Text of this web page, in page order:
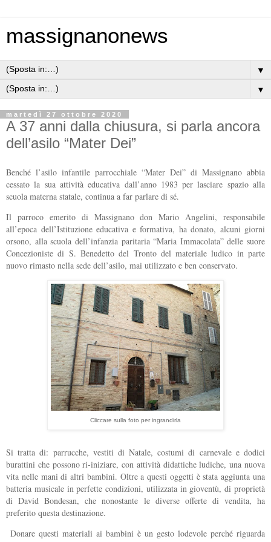
massignanonews
▼
▼
martedì 27 ottobre 2020
A 37 anni dalla chiusura, si parla ancora
dell’asilo “Mater Dei”
Benché l’asilo infantile parrocchiale “Mater Dei” di Massignano abbia
cessato la sua attività educativa dall’anno 1983 per lasciare spazio alla
scuola materna statale, continua a far parlare di sé.
Il parroco emerito di Massignano don Mario Angelini, responsabile
all’epoca dell’Istituzione educativa e formativa, ha donato, alcuni giorni
orsono, alla scuola dell’infanzia paritaria “Maria Immacolata” delle suore
Concezioniste di S. Benedetto del Tronto del materiale ludico in parte
nuovo rimasto nella sede dell’asilo, mai utilizzato e ben conservato.
Cliccare sulla foto per ingrandirla
Si tratta di: parrucche, vestiti di Natale, costumi di carnevale e dodici
burattini che possono ri-iniziare, con attività didattiche ludiche, una nuova
vita nelle mani di altri bambini. Oltre a questi oggetti è stata aggiunta una
batteria musicale in perfette condizioni, utilizzata in gioventù, di proprietà
di David Bondesan, che nonostante le diverse offerte di vendita, ha
preferito questa destinazione.
Donare questi materiali ai bambini è un gesto lodevole perché riguarda